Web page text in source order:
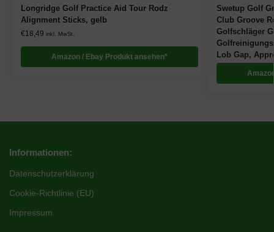
Longridge Golf Practice Aid Tour Rodz
Alignment Sticks, gelb
€18,49 inkl. MwSt.
Amazon / Ebay Produkt ansehen*
Swetup Golf
Club Groove
Golfschläger
Lob Gap,
Informationen:
Datenschutzerklärung
Cookie-Richtlinie (EU)
Impressum